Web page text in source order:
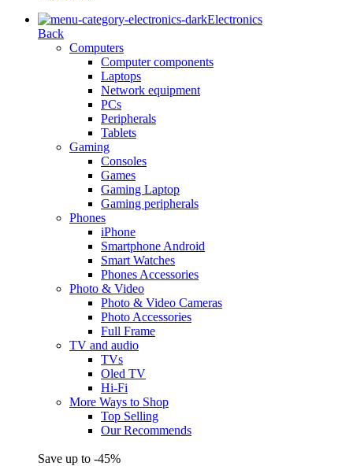
Electronics
Back
Computers
Computer components
Laptops
Network equipment
PCs
Peripherals
Tablets
Gaming
Consoles
Games
Gaming Laptop
Gaming peripherals
Phones
iPhone
Smartphone Android
Smart Watches
Phones Accessories
Photo & Video
Photo & Video Cameras
Photo Accessories
Full Frame
TV and audio
TVs
Oled TV
Hi-Fi
More Ways to Shop
Top Selling
Our Recommends
Save up to -45%